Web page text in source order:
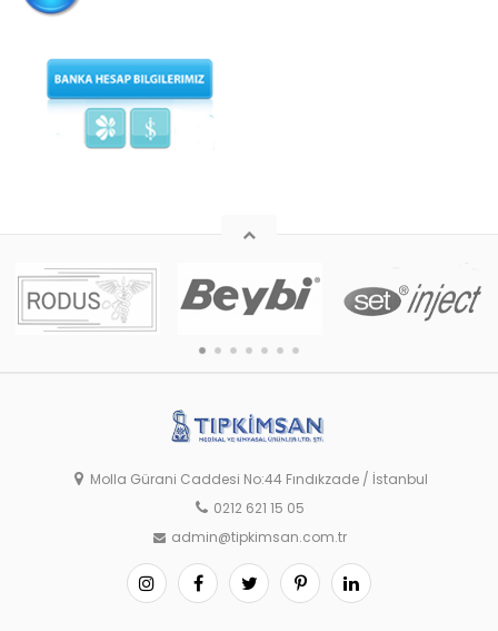
Molla Gürani Caddesi No:44 Fındıkzade / İstanbul
0212 621 15 05
admin@tipkimsan.com.tr